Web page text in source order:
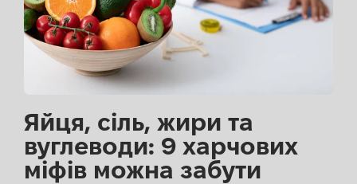
Яйця, сіль, жири та
вуглеводи: 9 харчових
міфів можна забути